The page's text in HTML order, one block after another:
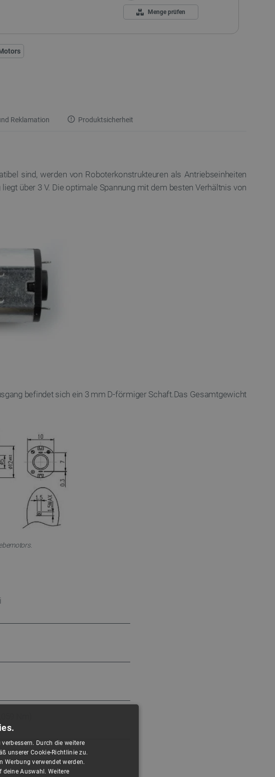
Menge prüfen
Reklamation Produktsicherheit
sind, werden von Roboterkonstrukteuren als Antriebseinheiten
über 3 V. Die optimale Spannung mit dem besten Verhältnis von
befindet sich ein 3 mm D-förmiger Schaft.Das Gesamtgewicht
Durch die weitere
unserer Cookie-Richtlinie zu.
Werbung verwendet werden.
deine Auswahl.Weitere